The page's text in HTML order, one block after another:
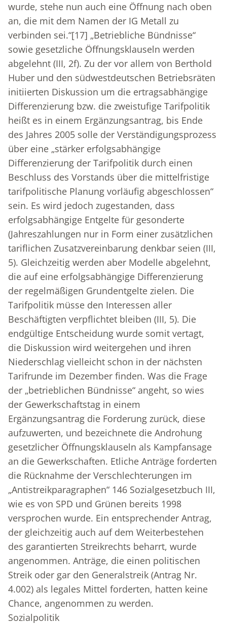
wurde, stehe nun auch eine Öffnung nach oben
an, die mit dem Namen der IG Metall zu
verbinden sei.“[17] „Betriebliche Bündnisse“
sowie gesetzliche Öffnungsklauseln werden
abgelehnt (III, 2f). Zu der vor allem von Berthold
Huber und den südwestdeutschen Betriebsräten
initiierten Diskussion um die ertragsabhängige
Differenzierung bzw. die zweistufige Tarifpolitik
heißt es in einem Ergänzungsantrag, bis Ende
des Jahres 2005 solle der Verständigungsprozess
über eine „stärker erfolgsabhängige
Differenzierung der Tarifpolitik durch einen
Beschluss des Vorstands über die mittelfristige
tarifpolitische Planung vorläufig abgeschlossen“
sein. Es wird jedoch zugestanden, dass
erfolgsabhängige Entgelte für gesonderte
(Jahreszahlungen nur in Form einer zusätzlichen
tariflichen Zusatzvereinbarung denkbar seien (III,
5). Gleichzeitig werden aber Modelle abgelehnt,
die auf eine erfolgsabhängige Differenzierung
der regelmäßigen Grundentgelte zielen. Die
Tarifpolitik müsse den Interessen aller
Beschäftigten verpflichtet bleiben (III, 5). Die
endgültige Entscheidung wurde somit vertagt,
die Diskussion wird weitergehen und ihren
Niederschlag vielleicht schon in der nächsten
Tarifrunde im Dezember finden. Was die Frage
der „betrieblichen Bündnisse“ angeht, so wies
der Gewerkschaftstag in einem
Ergänzungsantrag die Forderung zurück, diese
aufzuwerten, und bezeichnete die Androhung
gesetzlicher Öffnungsklauseln als Kampfansage
an die Gewerkschaften. Etliche Anträge forderten
die Rücknahme der Verschlechterungen im
„Antistreikparagraphen“ 146 Sozialgesetzbuch III,
wie es von SPD und Grünen bereits 1998
versprochen wurde. Ein entsprechender Antrag,
der gleichzeitig auch auf dem Weiterbestehen
des garantierten Streikrechts beharrt, wurde
angenommen. Anträge, die einen politischen
Streik oder gar den Generalstreik (Antrag Nr.
4.002) als legales Mittel forderten, hatten keine
Chance, angenommen zu werden.
Sozialpolitik